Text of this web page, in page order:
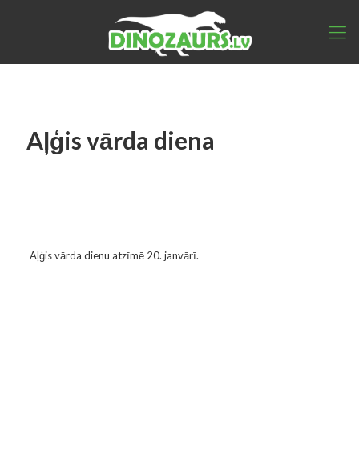
Aļģis vārda diena
Aļģis vārda dienu atzīmē 20. janvārī.